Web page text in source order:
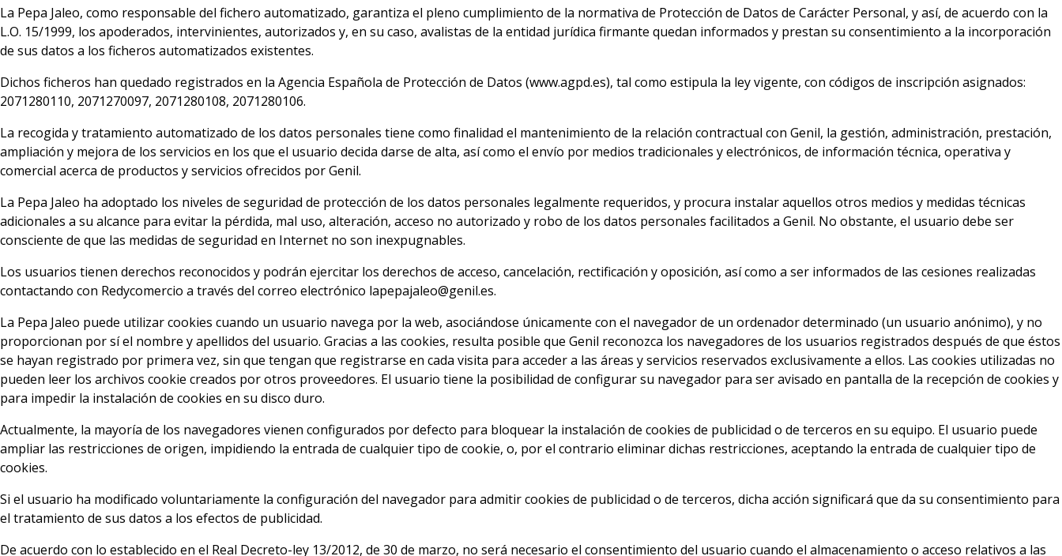
La Pepa Jaleo, como responsable del fichero automatizado, garantiza el pleno cumplimiento de la normativa de Protección de Datos de Carácter Personal, y así, de acuerdo con la
L.O. 15/1999, los apoderados, intervinientes, autorizados y, en su caso, avalistas de la entidad jurídica firmante quedan informados y prestan su consentimiento a la incorporación
de sus datos a los ficheros automatizados existentes.
Dichos ficheros han quedado registrados en la Agencia Española de Protección de Datos (www.agpd.es), tal como estipula la ley vigente, con códigos de inscripción asignados:
2071280110, 2071270097, 2071280108, 2071280106.
La recogida y tratamiento automatizado de los datos personales tiene como finalidad el mantenimiento de la relación contractual con Genil, la gestión, administración, prestación,
ampliación y mejora de los servicios en los que el usuario decida darse de alta, así como el envío por medios tradicionales y electrónicos, de información técnica, operativa y
comercial acerca de productos y servicios ofrecidos por Genil.
La Pepa Jaleo ha adoptado los niveles de seguridad de protección de los datos personales legalmente requeridos, y procura instalar aquellos otros medios y medidas técnicas
adicionales a su alcance para evitar la pérdida, mal uso, alteración, acceso no autorizado y robo de los datos personales facilitados a Genil. No obstante, el usuario debe ser
consciente de que las medidas de seguridad en Internet no son inexpugnables.
Los usuarios tienen derechos reconocidos y podrán ejercitar los derechos de acceso, cancelación, rectificación y oposición, así como a ser informados de las cesiones realizadas
contactando con Redycomercio a través del correo electrónico lapepajaleo@genil.es.
La Pepa Jaleo puede utilizar cookies cuando un usuario navega por la web, asociándose únicamente con el navegador de un ordenador determinado (un usuario anónimo), y no
proporcionan por sí el nombre y apellidos del usuario. Gracias a las cookies, resulta posible que Genil reconozca los navegadores de los usuarios registrados después de que éstos
se hayan registrado por primera vez, sin que tengan que registrarse en cada visita para acceder a las áreas y servicios reservados exclusivamente a ellos. Las cookies utilizadas no
pueden leer los archivos cookie creados por otros proveedores. El usuario tiene la posibilidad de configurar su navegador para ser avisado en pantalla de la recepción de cookies y
para impedir la instalación de cookies en su disco duro.
Actualmente, la mayoría de los navegadores vienen configurados por defecto para bloquear la instalación de cookies de publicidad o de terceros en su equipo. El usuario puede
ampliar las restricciones de origen, impidiendo la entrada de cualquier tipo de cookie, o, por el contrario eliminar dichas restricciones, aceptando la entrada de cualquier tipo de
cookies.
Si el usuario ha modificado voluntariamente la configuración del navegador para admitir cookies de publicidad o de terceros, dicha acción significará que da su consentimiento para
el tratamiento de sus datos a los efectos de publicidad.
De acuerdo con lo establecido en el Real Decreto-ley 13/2012, de 30 de marzo, no será necesario el consentimiento del usuario cuando el almacenamiento o acceso relativos a las